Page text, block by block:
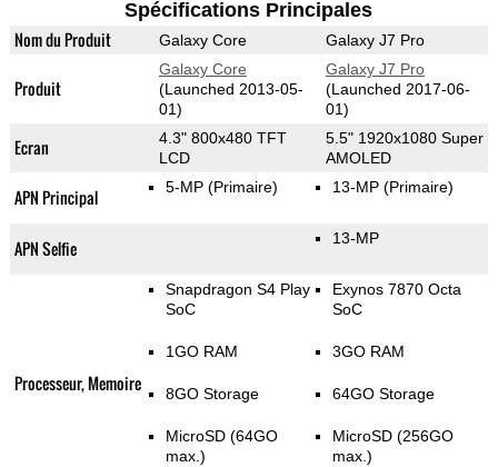
Spécifications Principales
Nom du Produit Galaxy Core Galaxy J7 Pro
Produit
Galaxy Core
(Launched 2013-05-
01)
Galaxy J7 Pro
(Launched 2017-06-
01)
Ecran
4.3" 800x480 TFT
LCD
5.5" 1920x1080 Super
AMOLED
APN Principal 5-MP (Primaire) 13-MP (Primaire)
APN Selfie 13-MP
Processeur, Memoire
Snapdragon S4 Play
SoC
1GO RAM
8GO Storage
MicroSD (64GO
max.)
Exynos 7870 Octa
SoC
3GO RAM
64GO Storage
MicroSD (256GO
max.)